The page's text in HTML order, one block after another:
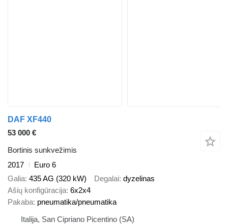
DAF XF440
53 000 €
Bortinis sunkvežimis
2017
Euro 6
Galia 435 AG (320 kW) Degalai dyzelinas
Ašių konfigūracija 6x2x4
Pakaba pneumatika/pneumatika
Italija, San Cipriano Picentino (SA)